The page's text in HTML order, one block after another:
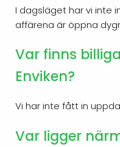
I dagsläget har vi inte
affärena är öppna
Var finns
Enviken?
Vi har inte fått in
Var ligger